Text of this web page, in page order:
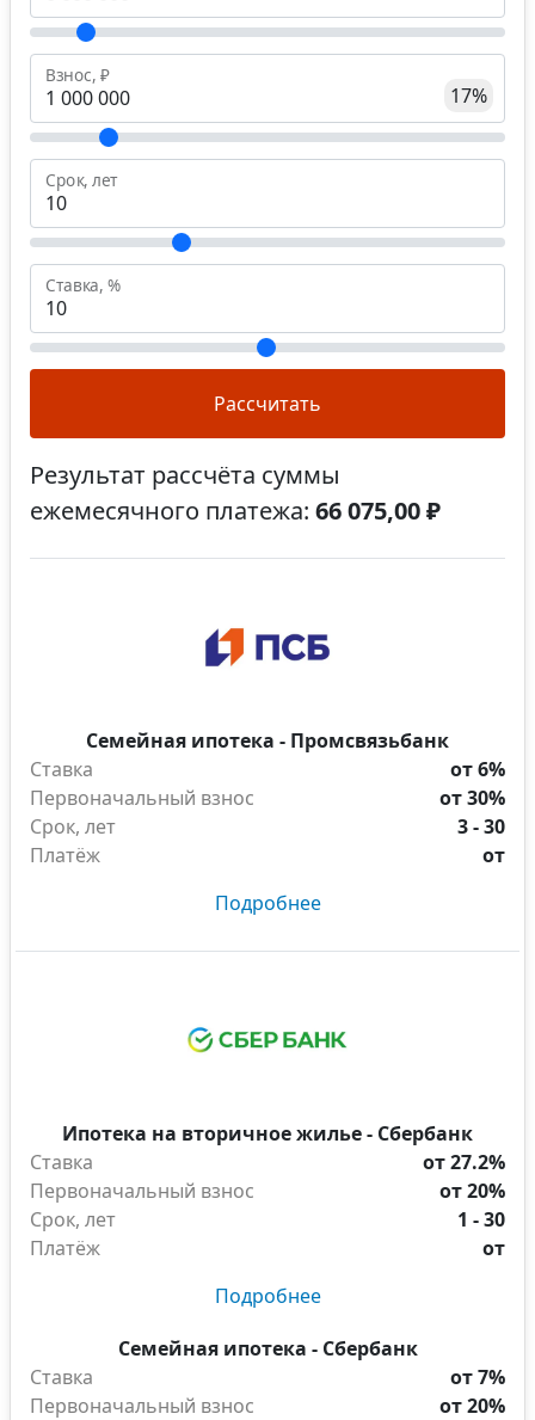
Взнос, ₽
17%
Срок, лет
Ставка, %
Рассчитать
Результат рассчёта суммы
ежемесячного платежа: 66 075,00 ₽
Семейная ипотека - Промсвязьбанк
Ставка
от 6%
Первоначальный взнос
от 30%
Срок, лет
3 - 30
Платёж
от
Подробнее
Ипотека на вторичное жилье - Сбербанк
Ставка
от 27.2%
Первоначальный взнос
от 20%
Срок, лет
1 - 30
Платёж
от
Подробнее
Семейная ипотека - Сбербанк
Ставка
от 7%
Первоначальный взнос
от 20%